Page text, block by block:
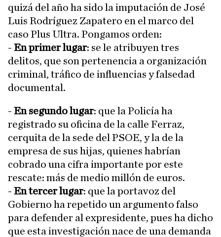
quizá del año ha sido la imputación de José
Luis Rodríguez Zapatero en el marco del
caso Plus Ultra. Pongamos orden:
- En primer lugar: se le atribuyen tres
delitos, que son pertenencia a organización
criminal, tráfico de influencias y falsedad
documental.
- En segundo lugar: que la Policía ha
registrado su oficina de la calle Ferraz,
cerquita de la sede del PSOE, y la de la
empresa de sus hijas, quienes habrían
cobrado una cifra importante por este
rescate: más de medio millón de euros.
- En tercer lugar: que la portavoz del
Gobierno ha repetido un argumento falso
para defender al expresidente, pues ha dicho
que esta investigación nace de una demanda